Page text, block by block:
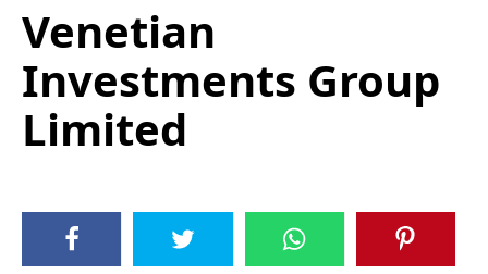
Venetian
Investments Group
Limited